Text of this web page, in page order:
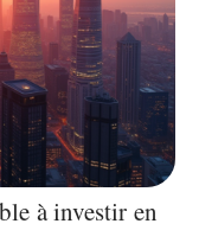
à investir en